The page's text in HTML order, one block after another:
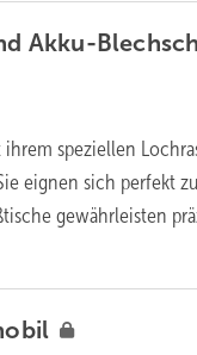
Akku-
speziellen
eignen sich perfekt
gewährleisten